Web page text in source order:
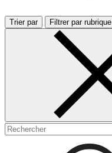
Trier par Filtrer par rubrique